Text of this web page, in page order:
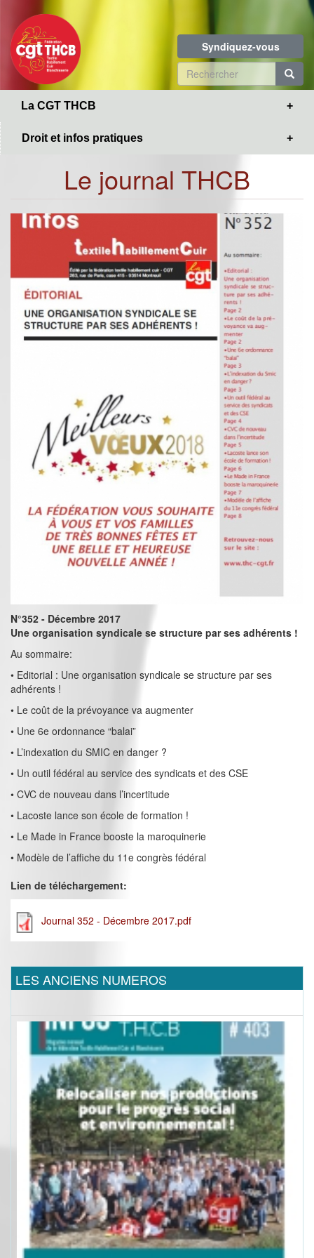
contenu
principal
Syndiquez-vous
Formulaire
de
La CGT THCB
Droit et infos pratiques
Le journal THCB
N°352 - Décembre 2017
Une organisation syndicale se structure par ses adhérents !
Au sommaire:
• Editorial : Une organisation syndicale se structure par ses
adhérents !
• Le coût de la prévoyance va augmenter
• Une 6e ordonnance “balai”
• L’indexation du SMIC en danger ?
• Un outil fédéral au service des syndicats et des CSE
• CVC de nouveau dans l’incertitude
• Lacoste lance son école de formation !
• Le Made in France booste la maroquinerie
• Modèle de l’affiche du 11e congrès fédéral
Lien de téléchargement:
Journal 352 - Décembre 2017.pdf
LES ANCIENS NUMEROS